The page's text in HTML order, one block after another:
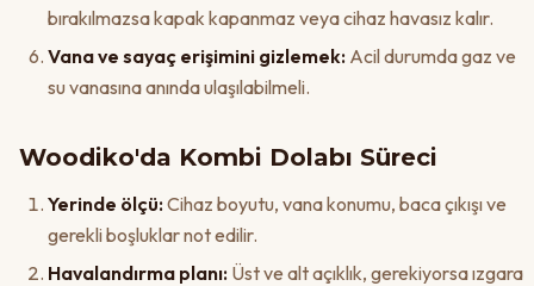
bırakılmazsa kapak kapanmaz veya cihaz havasız kalır.
Vana ve sayaç erişimini gizlemek: Acil durumda gaz ve
su vanasına anında ulaşılabilmeli.
Woodiko'da Kombi Dolabı Süreci
Yerinde ölçü:Cihaz boyutu, vana konumu, baca çıkışı ve
gerekli boşluklar not edilir.
Havalandırma planı: Üst ve alt açıklık, gerekiyorsa ızgara